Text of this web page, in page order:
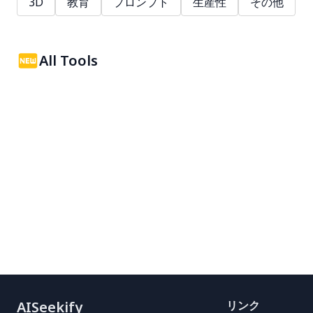
All Tools
AISeekify リンク